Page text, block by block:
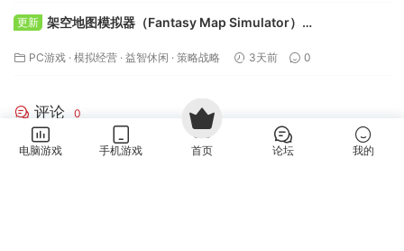
更新 架空地图模拟器（Fantasy Map Simulator）
PC游戏 · 模拟经营 · 益智休闲 · 策略战略 3天前 0
评论 0
请先登录
电脑游戏 手机游戏 首页 论坛 我的